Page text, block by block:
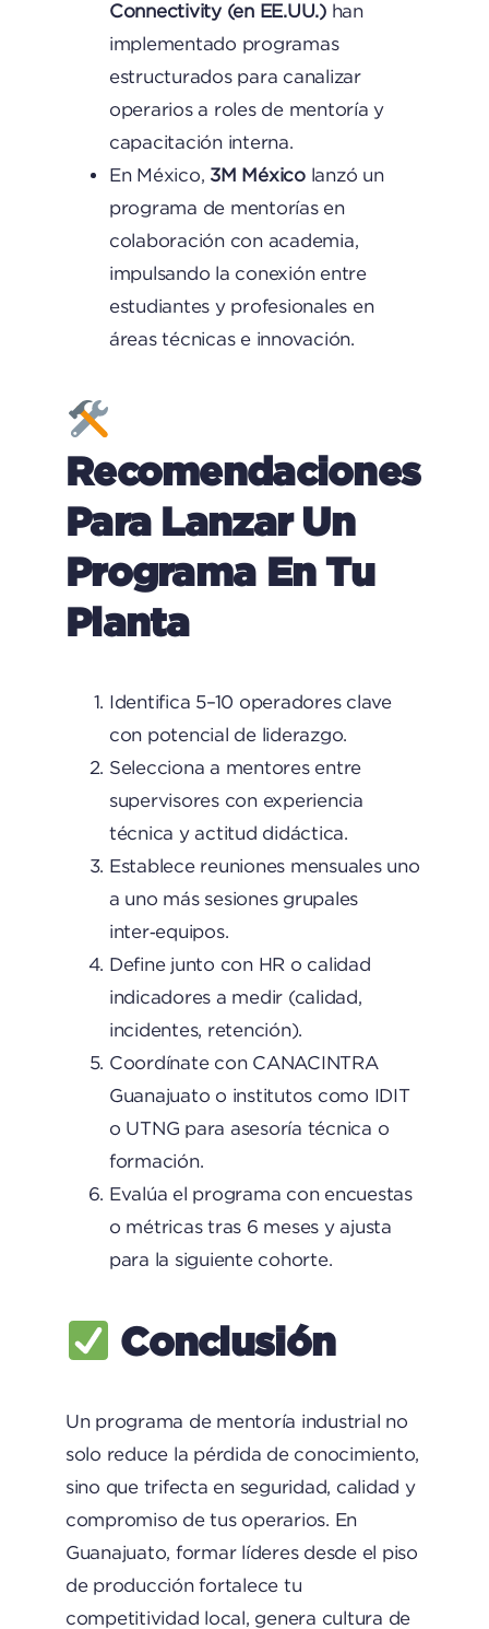
Connectivity (en EE.UU.)han
implementado programas
estructurados para canalizar
operarios a roles de mentoría y
capacitación interna.
En México, 3M Méxicolanzó un
programa de mentorías en
colaboración con academia,
impulsando la conexión entre
estudiantes y profesionales en
áreas técnicas e innovación.
Recomendaciones
Para Lanzar Un
Programa En Tu
Planta
Identifica 5–10 operadores clave
con potencial de liderazgo.
Selecciona a mentores entre
supervisores con experiencia
técnica y actitud didáctica.
Establece reuniones mensuales uno
a uno más sesiones grupales
inter‑equipos.
Define junto con HR o calidad
indicadores a medir (calidad,
incidentes, retención).
Coordínate con CANACINTRA
Guanajuato o institutos como IDIT
o UTNG para asesoría técnica o
formación.
Evalúa el programa con encuestas
o métricas tras 6 meses y ajusta
para la siguiente cohorte.
Conclusión
Un programa de mentoría industrial no
solo reduce la pérdida de conocimiento,
sino que trifecta en seguridad, calidad y
compromiso de tus operarios. En
Guanajuato, formar líderes desde el piso
de producción fortalece tu
competitividad local, genera cultura de